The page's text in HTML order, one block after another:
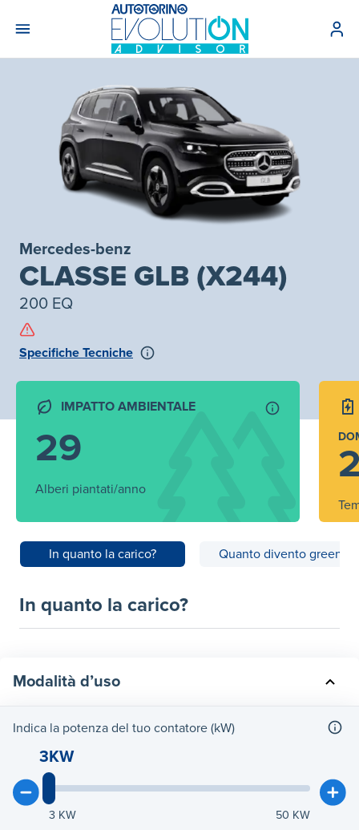
Mercedes-benz
CLASSE GLB (X244)
200 EQ
Specifiche Tecniche
IMPATTO AMBIENTALE
29
Alberi piantati/anno
In quanto la carico? Quanto divento green?
In quanto la carico?
Modalità d’uso
Indica la potenza del tuo contatore (kW)
3KW
3 KW 50 KW